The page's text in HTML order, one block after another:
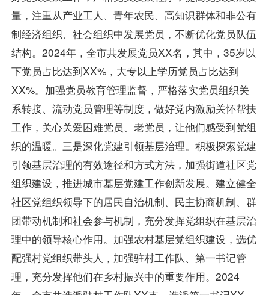
量，注重从产业工人、青年农民、高知识群体和非公有
制经济组织、社会组织中发展党员，不断优化党员队伍
结构。2024年，全市共发展党员XX名，其中，35岁以
下党员占比达到XX%，大专以上学历党员占比达到
XX%。加强党员教育管理监督，严格落实党员组织关
系转接、流动党员管理等制度，做好党内激励关怀帮扶
工作，关心关爱困难党员、老党员，让他们感受到党组
织的温暖。三是深化党建引领基层治理。积极探索党建
引领基层治理的有效途径和方式方法，加强街道社区党
组织建设，推进城市基层党建工作创新发展。建立健全
社区党组织领导下的居民自治机制、民主协商机制、群
团带动机制和社会参与机制，充分发挥党组织在基层治
理中的领导核心作用。加强农村基层党组织建设，选优
配强村党组织带头人，加强驻村工作队、第一书记管
理，充分发挥他们在乡村振兴中的重要作用。2024